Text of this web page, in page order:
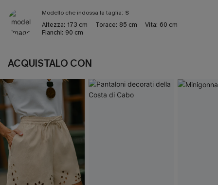
Modello che indossa la taglia: S
Altezza: 173 cm Torace: 85 cm Vita: 60 cm
Fianchi: 90 cm
ACQUISTALO CON